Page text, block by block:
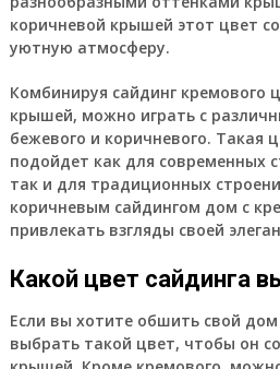
коричневой крышей этот цвет
уютную атмосферу.
Комбинируя сайдинг кремового
крышей, можно играть с
бежевого и коричневого. Такая
подойдет как для современных
так и для традиционных
коричневым сайдингом дом с
привлекать взгляды своей
Какой цвет сайдинга
Если вы хотите обшить свой
выбрать такой цвет, чтобы он